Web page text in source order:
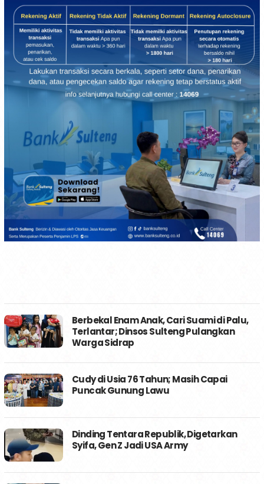
Berbekal Enam Anak, Cari Suami di Palu,
Terlantar; Dinsos Sulteng Pulangkan
Warga Sidrap
Cudy di Usia 76 Tahun; Masih Capai
Puncak Gunung Lawu
Dinding Tentara Republik, Digetarkan
Syifa, Gen Z Jadi USA Army